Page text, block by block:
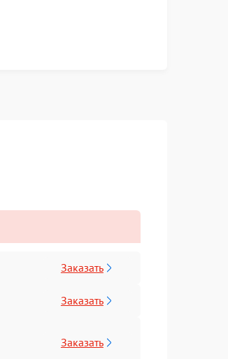
Заказать
Заказать
Заказать